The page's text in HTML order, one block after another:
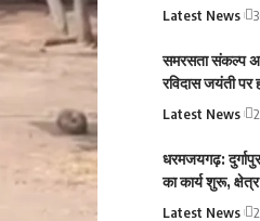
Latest News
समरसता संकल्प
रविदास जयंती पर
Latest News
धरमजयगढ़:
का कार्य शुरू,
Latest News